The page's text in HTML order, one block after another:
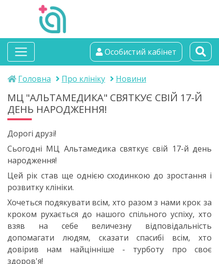
альтамедика
медичний центр
Особистий кабінет
Головна Про клініку Новини
МЦ "АЛЬТАМЕДИКА" СВЯТКУЄ СВІЙ 17-Й
ДЕНЬ НАРОДЖЕННЯ!
Дорогі друзі!
Сьогодні МЦ Альтамедика святкує свій 17-й день
народження!
Цей рік став ще однією сходинкою до зростання і
розвитку клініки.
Хочеться подякувати всім, хто разом з нами крок за
кроком рухається до нашого спільного успіху, хто
взяв на себе величезну відповідальність
допомагати людям, сказати спасибі всім, хто
довірив нам найцінніше - турботу про своє
здоров'я!